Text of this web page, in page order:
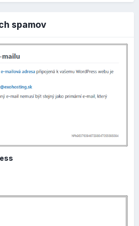
rozloženia prvkov na
a použiť hneď bez toho, aby st
celou paletou
spamov